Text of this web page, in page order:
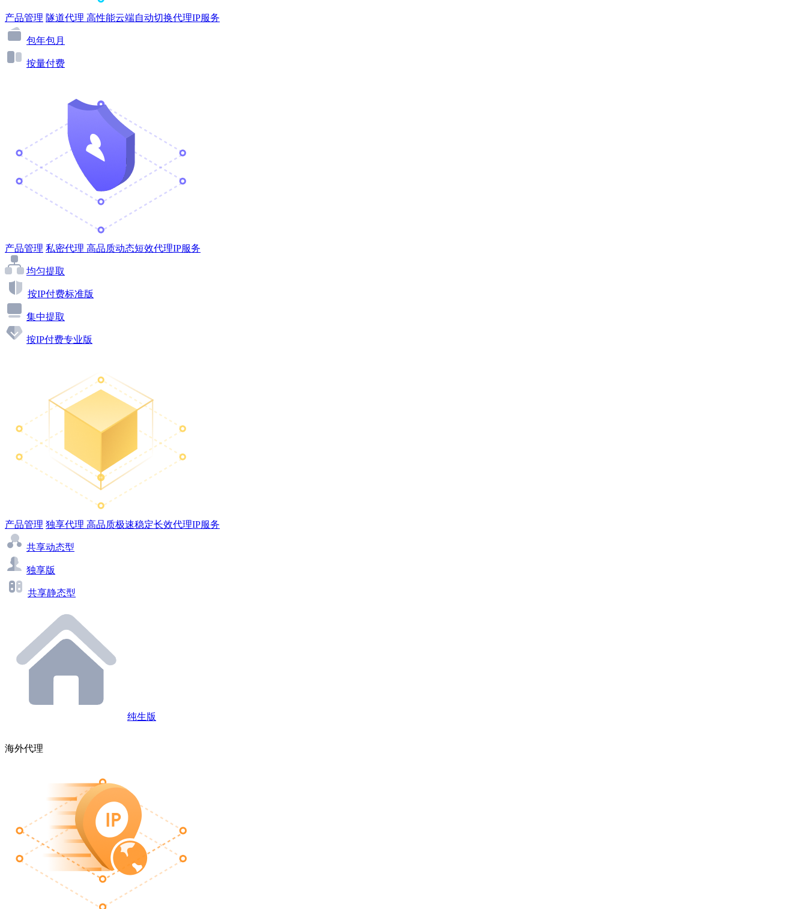
产品管理 隧道代理 高性能云端自动切换代理IP服务
包年包月
按量付费
产品管理 私密代理 高品质动态短效代理IP服务
均匀提取
按IP付费标准版
集中提取
按IP付费专业版
产品管理 独享代理 高品质极速稳定长效代理IP服务
共享动态型
独享版
共享静态型
纯生版
海外代理